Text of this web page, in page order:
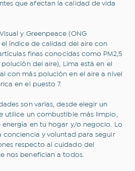
que afectan la calidad de vida
y Greenpeace (ONG
índice de calidad del aire con
finas conocidas como PM2,5
del aire), Lima está en el
con más polución en el aire a nivel
en el puesto 7.
son varias, desde elegir un
utilice un combustible más limpio,
en tu hogar y/o negocio. Lo
conciencia y voluntad para seguir
respecto al cuidado del
nos benefician a todos.